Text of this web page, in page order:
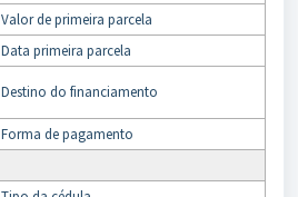
Valor de primeira parcela
Data primeira parcela
Destino do financiamento
Forma de pagamento